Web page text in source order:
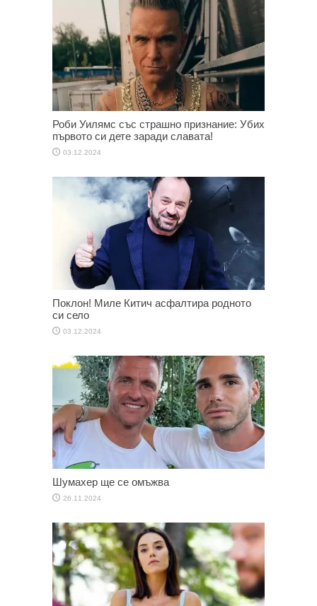
Роби Уилямс със страшно признание: Убих
първото си дете заради славата!
03.12.2024
Поклон! Миле Китич асфалтира родното
си село
03.12.2024
Шумахер ще се омъжва
26.11.2024